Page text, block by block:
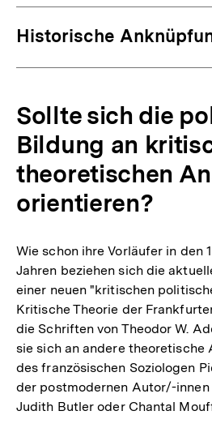
Historische
Sollte sich die
Bildung an
theoretischen
orientieren?
Wie schon ihre Vorläufer in den
Jahren beziehen sich die
einer neuen "kritischen
Kritische Theorie der
die Schriften von Theodor W.
sie sich an andere theoretische
des französischen Soziologen
der postmodernen Autor/-innen
Judith Butler oder Chantal